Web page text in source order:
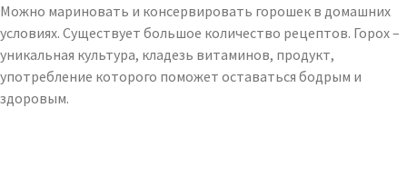
Можно мариновать и консервировать горошек в домашних
условиях. Существует большое количество рецептов. Горох –
уникальная культура, кладезь витаминов, продукт,
употребление которого поможет оставаться бодрым и
здоровым.